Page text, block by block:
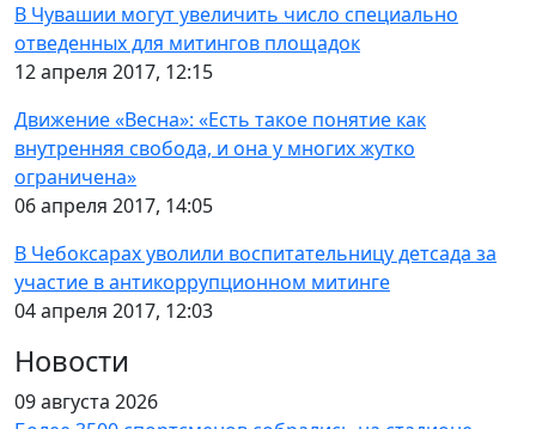
В Чувашии могут увеличить число специально
отведенных для митингов площадок
12 апреля 2017, 12:15
Движение «Весна»: «Есть такое понятие как
внутренняя свобода, и она у многих жутко
ограничена»
06 апреля 2017, 14:05
В Чебоксарах уволили воспитательницу детсада за
участие в антикоррупционном митинге
04 апреля 2017, 12:03
Новости
09 августа 2026